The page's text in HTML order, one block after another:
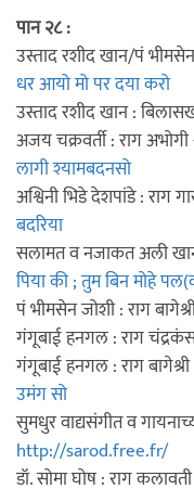
पान २८ :
उस्ताद रशीद खान/पं
धर आयो मो पर दया करो
उस्ताद रशीद खान :
अजय चक्रवर्ती : राग
लागी श्यामबदनसो
अश्विनी भिडे देशपांडे : राग
बदरिया
सलामत व नजाकत अली
पिया की ; तुम बिन मोहे
पं भीमसेन जोशी : राग
गंगूबाई हनगल : राग
गंगूबाई हनगल : राग
उमंग सो
सुमधुर वाद्यसंगीत व
http://sarod.free.fr/
डॉ. सोमा घोष : राग